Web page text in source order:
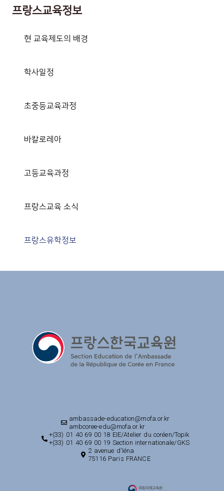
프랑스교육정보
현 교육제도의 배경
학사일정
초중등교육과정
바칼로레아
고등교육과정
프랑스교육 소식
프랑스유학정보
ambassade-education@mofa.or.kr
ambcoree-edu@mofa.or.kr
+(33) 01 40 69 00 18 EIE/Atelier du coréen/Topik
+(33) 01 40 69 00 19 Section internationale/GKS
2 avenue d'Iéna
75116 Paris FRANCE